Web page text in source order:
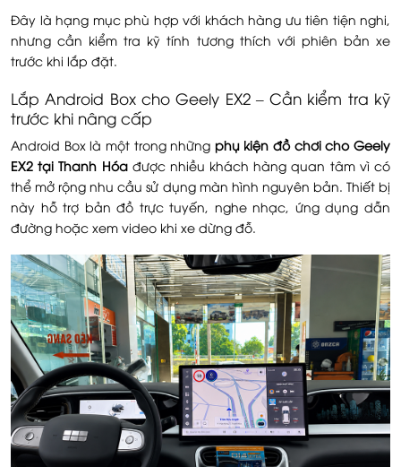
Đây là hạng mục phù hợp với khách hàng ưu tiên tiện nghi,
nhưng cần kiểm tra kỹ tính tương thích với phiên bản xe
trước khi lắp đặt.
Lắp Android Box cho Geely EX2 – Cần kiểm tra kỹ
trước khi nâng cấp
Android Box là một trong những phụ kiện đồ chơi cho Geely
EX2 tại Thanh Hóađược nhiều khách hàng quan tâm vì có
thể mở rộng nhu cầu sử dụng màn hình nguyên bản. Thiết bị
này hỗ trợ bản đồ trực tuyến, nghe nhạc, ứng dụng dẫn
đường hoặc xem video khi xe dừng đỗ.